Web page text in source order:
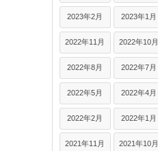
2023年2月 2023年1月
2022年11月 2022年10月
2022年8月 2022年7月
2022年5月 2022年4月
2022年2月 2022年1月
2021年11月 2021年10月